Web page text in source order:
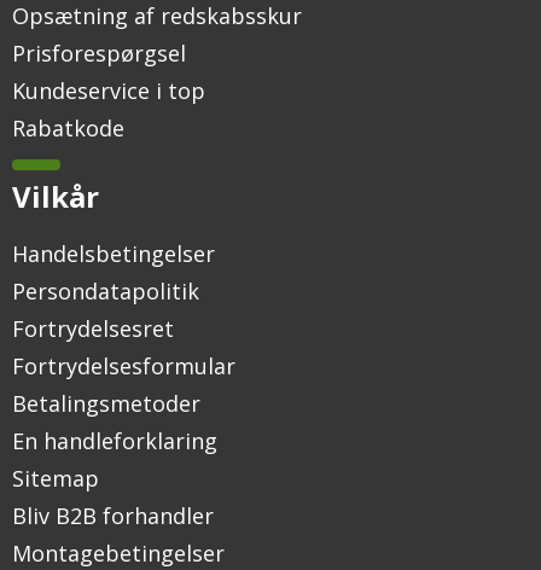
Opsætning af redskabsskur
Prisforespørgsel
Kundeservice i top
Rabatkode
Vilkår
Handelsbetingelser
Persondatapolitik
Fortrydelsesret
Fortrydelsesformular
Betalingsmetoder
En handleforklaring
Sitemap
Bliv B2B forhandler
Montagebetingelser